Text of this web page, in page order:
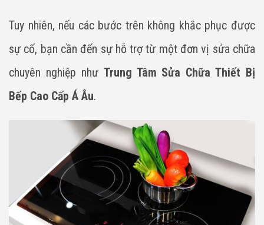
Tuy nhiên, nếu các bước trên không khắc phục được
sự cố, bạn cần đến sự hỗ trợ từ một đơn vị sửa chữa
chuyên nghiệp như Trung Tâm Sửa Chữa Thiết Bị
Bếp Cao Cấp Á Âu.